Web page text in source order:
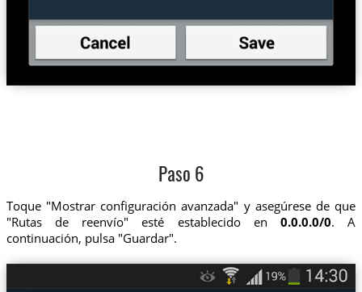
Paso 6
Toque "Mostrar configuración avanzada" y asegúrese de que
"Rutas de reenvío" esté establecido en0.0.0.0/0. A
continuación, pulsa "Guardar".